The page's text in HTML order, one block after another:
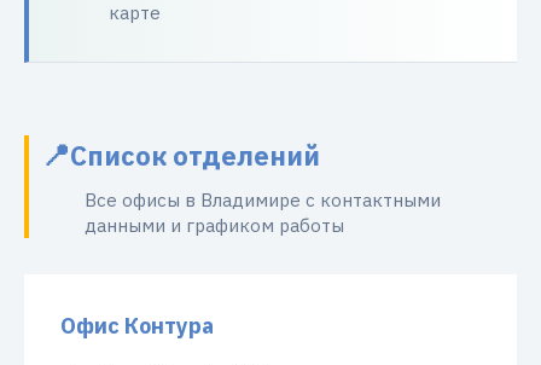
карте
Список отделений
Все офисы в Владимире с контактными
данными и графиком работы
Офис Контура